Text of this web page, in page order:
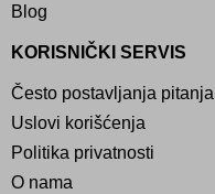
Blog
KORISNIČKI SERVIS
Često postavljanja pitanja
Uslovi korišćenja
Politika privatnosti
O nama